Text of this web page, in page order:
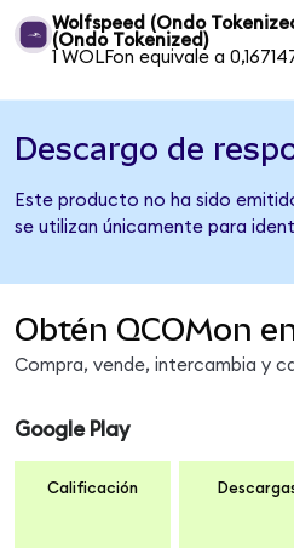
Wolfspeed (Ondo
(Ondo Tokenized)
1 WOLFon equivale a
Descargo de
Este producto no ha sido
se utilizan únicamente para
Obtén QCOMon
Compra, vende, intercambia y
Google Play
Calificación